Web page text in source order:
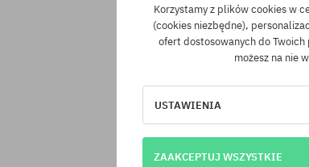
Korzystamy z plików cookies w
(cookies niezbędne),
ofert dostosowanych do
możesz na nie
USTAWIENIA
ZAAKCEPTUJ WSZYSTKIE